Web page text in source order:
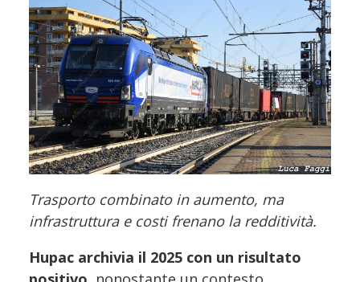
Trasporto combinato in aumento, ma
infrastruttura e costi frenano la redditività.
Hupac archivia il 2025 con un risultato